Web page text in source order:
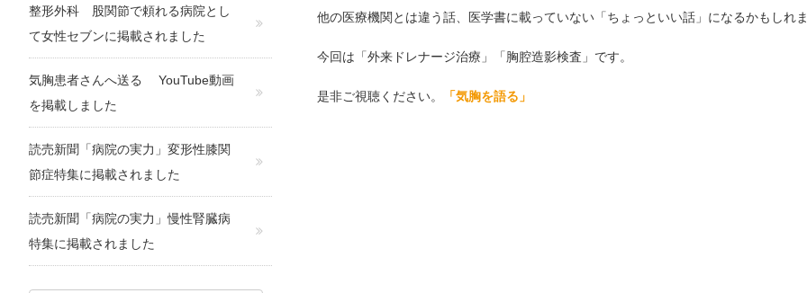
整形外科 股関節で頼れる病院とし
て女性セブンに掲載されました
気胸患者さんへ送る YouTube動画
を掲載しました
読売新聞「病院の実力」変形性膝関
節症特集に掲載されました
読売新聞「病院の実力」慢性腎臓病
特集に掲載されました
他の医療機関とは違う話、医学書に載っていない「ちょっといい話」になるかもしれ
今回は「外来ドレナージ治療」「胸腔造影検査」です。
是非ご視聴ください。 「気胸を語る」